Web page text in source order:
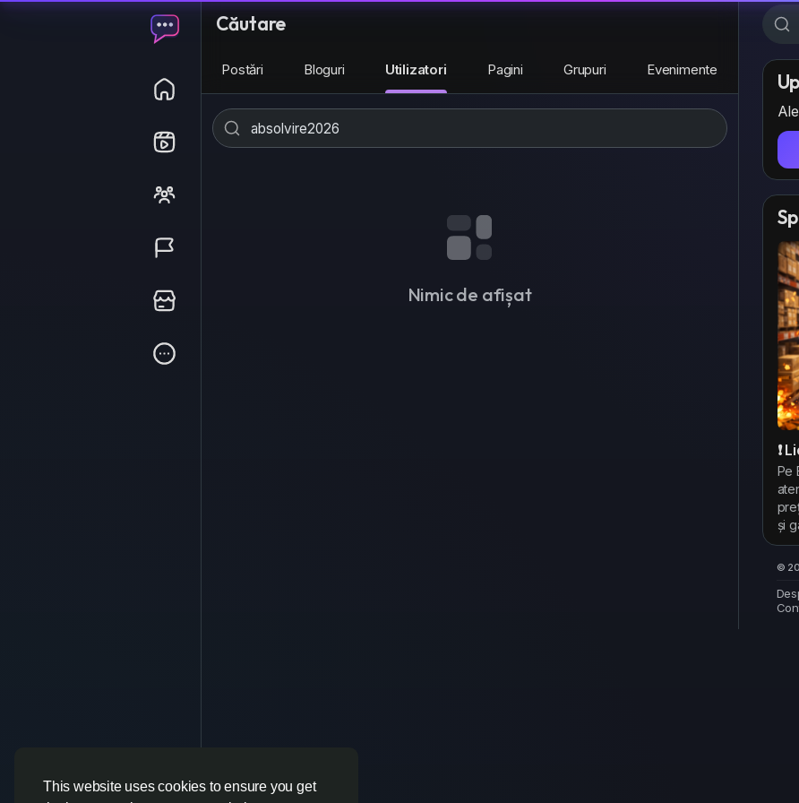
This website uses cookies to ensure you get
Căutare
Postări Bloguri Utilizatori Pagini Grupuri Evenimente
Nimic de afișat
❗
Pe
și
©